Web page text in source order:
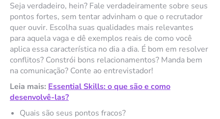
Seja verdadeiro, hein? Fale verdadeiramente sobre seus
pontos fortes, sem tentar advinham o que o recrutador
quer ouvir. Escolha suas qualidades mais relevantes
para aquela vaga e dê exemplos reais de como você
aplica essa característica no dia a dia. É bom em resolver
conflitos? Constrói bons relacionamentos? Manda bem
na comunicação? Conte ao entrevistador!
Leia mais: Essential Skills: o que são e como
desenvolvê-las?
Quais são seus pontos fracos?